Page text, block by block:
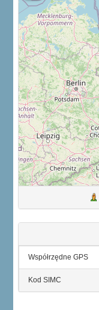
Współrzędne GPS
Kod SIMC